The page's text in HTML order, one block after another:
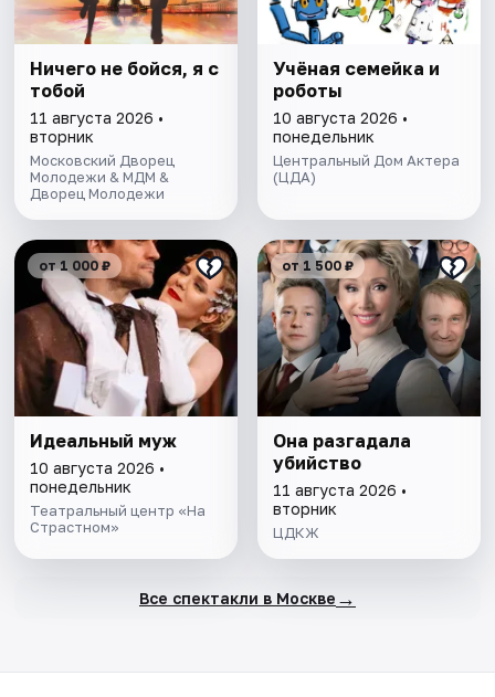
Ничего не бойся, я с
тобой
11 августа 2026 •
вторник
Московский Дворец
Молодежи & МДМ &
Дворец Молодежи
Учёная семейка и
роботы
10 августа 2026 •
понедельник
Центральный Дом Актера
(ЦДА)
от 1 000 ₽
Идеальный муж
10 августа 2026 •
понедельник
Театральный центр «На
Страстном»
от 1 500 ₽
Она разгадала
убийство
11 августа 2026 •
вторник
ЦДКЖ
Все спектакли в Москве →